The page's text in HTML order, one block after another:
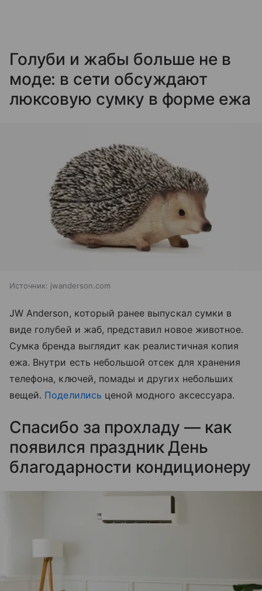
Голуби и жабы больше не в
моде: в сети обсуждают
люксовую сумку в форме ежа
Источник: jwanderson.com
JW Anderson, который ранее выпускал сумки в
виде голубей и жаб, представил новое животное.
Сумка бренда выглядит как реалистичная копия
ежа. Внутри есть небольшой отсек для хранения
телефона, ключей, помады и других небольших
вещей. Поделились ценой модного аксессуара.
Спасибо за прохладу — как
появился праздник День
благодарности кондиционеру